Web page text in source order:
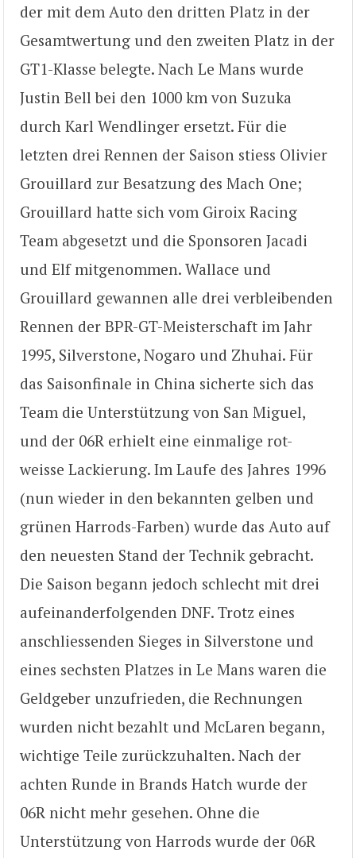
der mit dem Auto den dritten Platz in der
Gesamtwertung und den zweiten Platz in der
GT1-Klasse belegte. Nach Le Mans wurde
Justin Bell bei den 1000 km von Suzuka
durch Karl Wendlinger ersetzt. Für die
letzten drei Rennen der Saison stiess Olivier
Grouillard zur Besatzung des Mach One;
Grouillard hatte sich vom Giroix Racing
Team abgesetzt und die Sponsoren Jacadi
und Elf mitgenommen. Wallace und
Grouillard gewannen alle drei verbleibenden
Rennen der BPR-GT-Meisterschaft im Jahr
1995, Silverstone, Nogaro und Zhuhai. Für
das Saisonfinale in China sicherte sich das
Team die Unterstützung von San Miguel,
und der 06R erhielt eine einmalige rot-
weisse Lackierung. Im Laufe des Jahres 1996
(nun wieder in den bekannten gelben und
grünen Harrods-Farben) wurde das Auto auf
den neuesten Stand der Technik gebracht.
Die Saison begann jedoch schlecht mit drei
aufeinanderfolgenden DNF. Trotz eines
anschliessenden Sieges in Silverstone und
eines sechsten Platzes in Le Mans waren die
Geldgeber unzufrieden, die Rechnungen
wurden nicht bezahlt und McLaren begann,
wichtige Teile zurückzuhalten. Nach der
achten Runde in Brands Hatch wurde der
06R nicht mehr gesehen. Ohne die
Unterstützung von Harrods wurde der 06R